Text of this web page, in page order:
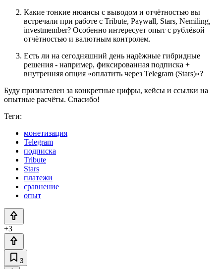
Какие тонкие нюансы с выводом и отчётностью вы
встречали при работе с Tribute, Paywall, Stars, Nemiling,
investmember? Особенно интересует опыт с рублёвой
отчётностью и валютным контролем.
Есть ли на сегодняшний день надёжные гибридные
решения - например, фиксированная подписка +
внутренняя опция «оплатить через Telegram (Stars)»?
Буду признателен за конкретные цифры, кейсы и ссылки на
опытные расчёты. Спасибо!
Теги:
монетизация
Telegram
подписка
Tribute
Stars
платежи
сравнение
опыт
+3
3